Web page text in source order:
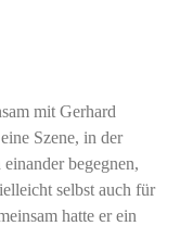
mit Gerhard
Szene, in der
begegnen,
selbst auch für
hatte er ein